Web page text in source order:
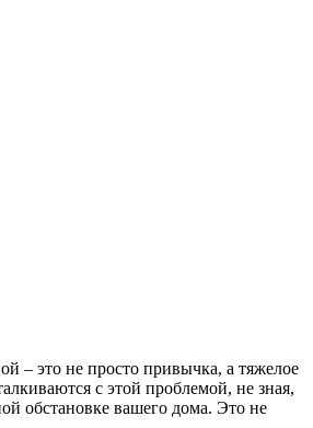
– это не просто привычка, а тяжелое
с этой проблемой, не зная,
обстановке вашего дома. Это не